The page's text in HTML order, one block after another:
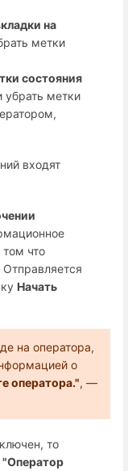
на
метки
состояния
убрать метки
входят
что
Начать
на оператора,
о
оператора.", —
то
"Оператор